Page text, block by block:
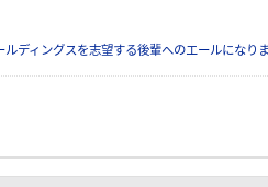
ディングスを志望する後輩へのエールになり